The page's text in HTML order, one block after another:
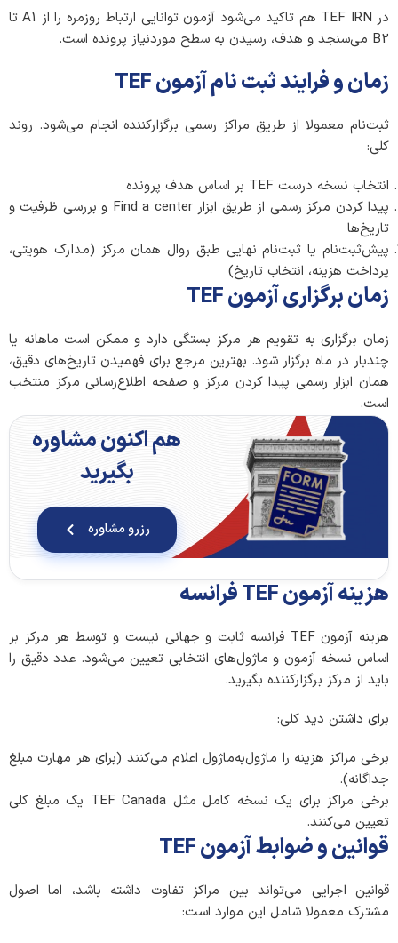
در TEF IRN هم تاکید می‌شود آزمون توانایی ارتباط روزمره را از A1 تا
B2 می‌سنجد و هدف، رسیدن به سطح موردنیاز پرونده است.
زمان و فرایند ثبت نام آزمون TEF
ثبت‌نام معمولا از طریق مراکز رسمی برگزارکننده انجام می‌شود. روند
کلی:
انتخاب نسخه درست TEF بر اساس هدف پرونده
پیدا کردن مرکز رسمی از طریق ابزار Find a center و بررسی ظرفیت و
تاریخ‌ها
پیش‌ثبت‌نام یا ثبت‌نام نهایی طبق روال همان مرکز (مدارک هویتی،
پرداخت هزینه، انتخاب تاریخ)
زمان برگزاری آزمون TEF
زمان برگزاری به تقویم هر مرکز بستگی دارد و ممکن است ماهانه یا
چندبار در ماه برگزار شود. بهترین مرجع برای فهمیدن تاریخ‌های دقیق،
همان ابزار رسمی پیدا کردن مرکز و صفحه اطلاع‌رسانی مرکز منتخب
است.
هم اکنون مشاوره
بگیرید
رزرو مشاوره
هزینه آزمون TEF فرانسه
هزینه آزمون TEF فرانسه ثابت و جهانی نیست و توسط هر مرکز بر
اساس نسخه آزمون و ماژول‌های انتخابی تعیین می‌شود. عدد دقیق را
باید از مرکز برگزارکننده بگیرید.
برای داشتن دید کلی:
برخی مراکز هزینه را ماژول‌به‌ماژول اعلام می‌کنند (برای هر مهارت مبلغ
جداگانه).
برخی مراکز برای یک نسخه کامل مثل TEF Canada یک مبلغ کلی
تعیین می‌کنند.
قوانین و ضوابط آزمون TEF
قوانین اجرایی می‌تواند بین مراکز تفاوت داشته باشد، اما اصول
مشترک معمولا شامل این موارد است: